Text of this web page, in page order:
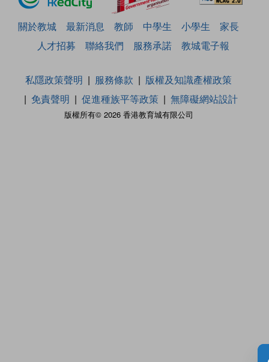
關於教城 最新消息 教師 中學生 小學生
家長
人才招募
聯絡我們 服務承諾 教城電子報
版權所有© 2026 香港教育城有限公司
私隱政策聲明 服務條款
版權及知識產權政策
免責聲明
促進種族平等政策 無障礙網站設計